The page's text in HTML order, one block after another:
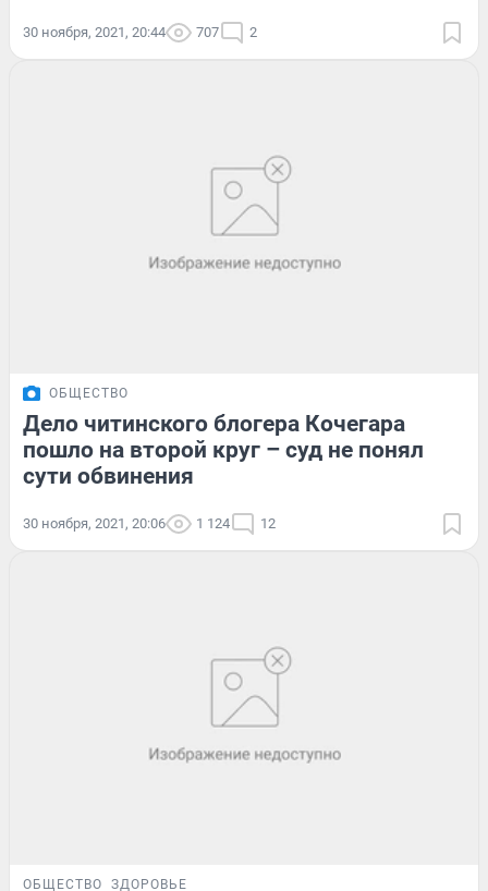
30 ноября, 2021, 20:44 707 2
ОБЩЕСТВО
Дело читинского блогера Кочегара
пошло на второй круг – суд не понял
сути обвинения
30 ноября, 2021, 20:06 1 124 12
ОБЩЕСТВО ЗДОРОВЬЕ